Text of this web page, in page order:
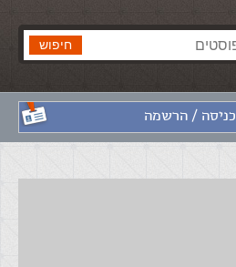
כניסה / הרשמה